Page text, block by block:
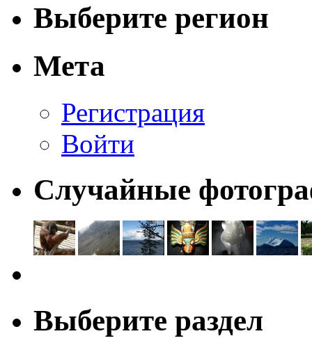
Выберите регион
Мета
Регистрация
Войти
Случайные
Выберите раздел